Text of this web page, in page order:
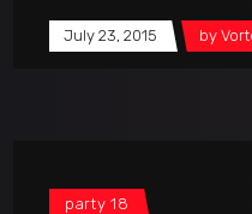
July 23, 2015 by
party 18